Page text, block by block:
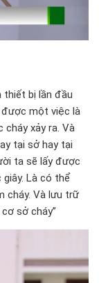
thiết bị lần đầu
một việc là
cháy xảy ra. Và
tại sở hay tại
ta sẽ lấy được
Là có thể
cháy. Và lưu trữ
sở cháy”